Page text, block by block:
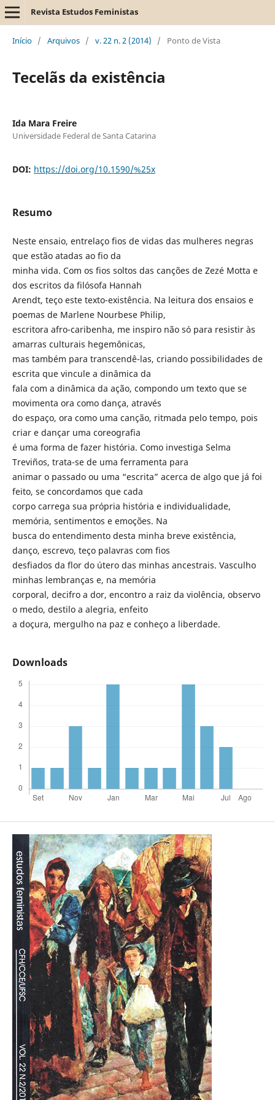
Revista Estudos Feministas
Início / Arquivos / v. 22 n. 2 (2014) / Ponto de Vista
Tecelãs da existência
Ida Mara Freire
Universidade Federal de Santa Catarina
DOI: https://doi.org/10.1590/%25x
Resumo
Neste ensaio, entrelaço fios de vidas das mulheres negras
que estão atadas ao fio da
minha vida. Com os fios soltos das canções de Zezé Motta e
dos escritos da filósofa Hannah
Arendt, teço este texto-existência. Na leitura dos ensaios e
poemas de Marlene Nourbese Philip,
escritora afro-caribenha, me inspiro não só para resistir às
amarras culturais hegemônicas,
mas também para transcendê-las, criando possibilidades de
escrita que vincule a dinâmica da
fala com a dinâmica da ação, compondo um texto que se
movimenta ora como dança, através
do espaço, ora como uma canção, ritmada pelo tempo, pois
criar e dançar uma coreografia
é uma forma de fazer história. Como investiga Selma
Treviños, trata-se de uma ferramenta para
animar o passado ou uma “escrita” acerca de algo que já foi
feito, se concordamos que cada
corpo carrega sua própria história e individualidade,
memória, sentimentos e emoções. Na
busca do entendimento desta minha breve existência,
danço, escrevo, teço palavras com fios
desfiados da flor do útero das minhas ancestrais. Vasculho
minhas lembranças e, na memória
corporal, decifro a dor, encontro a raiz da violência, observo
o medo, destilo a alegria, enfeito
a doçura, mergulho na paz e conheço a liberdade.
Downloads